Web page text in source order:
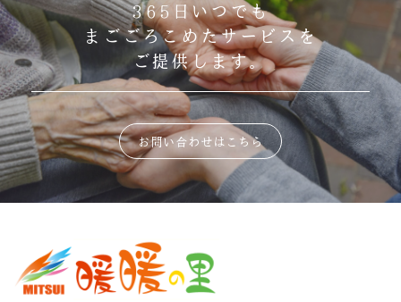
365日いつでも
まごごろこめたサービスを
ご提供します。
お問い合わせはこちら